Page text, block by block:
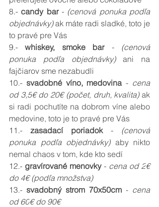
8.- candy bar - (cenová ponuka podľa
objednávky) ak máte radi sladké, toto je
to pravé pre Vás
9.- whiskey, smoke bar - (cenová
ponuka podľa objednávky) ani na
fajčiarov sme nezabudli
10.- svadobné víno, medovina - cena
od 3,5€ do 20€ (počet, druh, kvalita) ak
si radi pochutíte na dobrom víne alebo
medovine, toto je to pravé pre Vás
11.- zasadací poriadok - (cenová
ponuka podľa objednávky) aby nikto
nemal chaos v tom, kde kto sedí
12.- gravírované menovky - cena od 2€
do 4€ (podľa množstva)
13.- svadobný strom 70x50cm - cena
od 60€ do 90€